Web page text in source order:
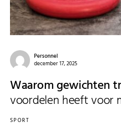
Personnel
december 17, 2025
Waarom gewichten
voordelen heeft voor
SPORT